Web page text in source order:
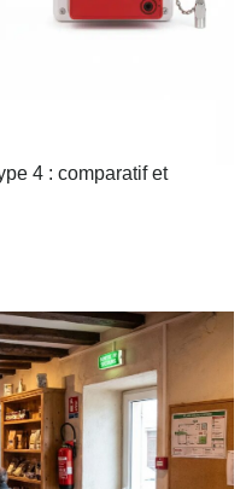
4 : comparatif et